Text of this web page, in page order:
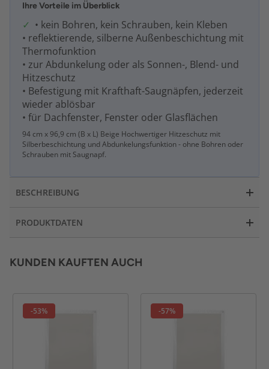
Ihre Vorteile im Überblick
• kein Bohren, kein Schrauben, kein Kleben
• reflektierende, silberne Außenbeschichtung mit
Thermofunktion
• zur Abdunkelung oder als Sonnen-, Blend- und
Hitzeschutz
• Befestigung mit Krafthaft-Saugnäpfen, jederzeit
wieder ablösbar
• für Dachfenster, Fenster oder Glasflächen
94 cm x 96,9 cm (B x L) Beige Hochwertiger Hitzeschutz mit
Silberbeschichtung und Abdunkelungsfunktion - ohne Bohren oder
Schrauben mit Saugnapf.
BESCHREIBUNG
PRODUKTDATEN
KUNDEN KAUFTEN AUCH
-53% -57%